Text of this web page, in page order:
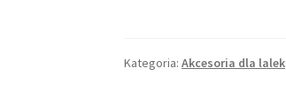
Kategoria:Akcesoria dla lalek